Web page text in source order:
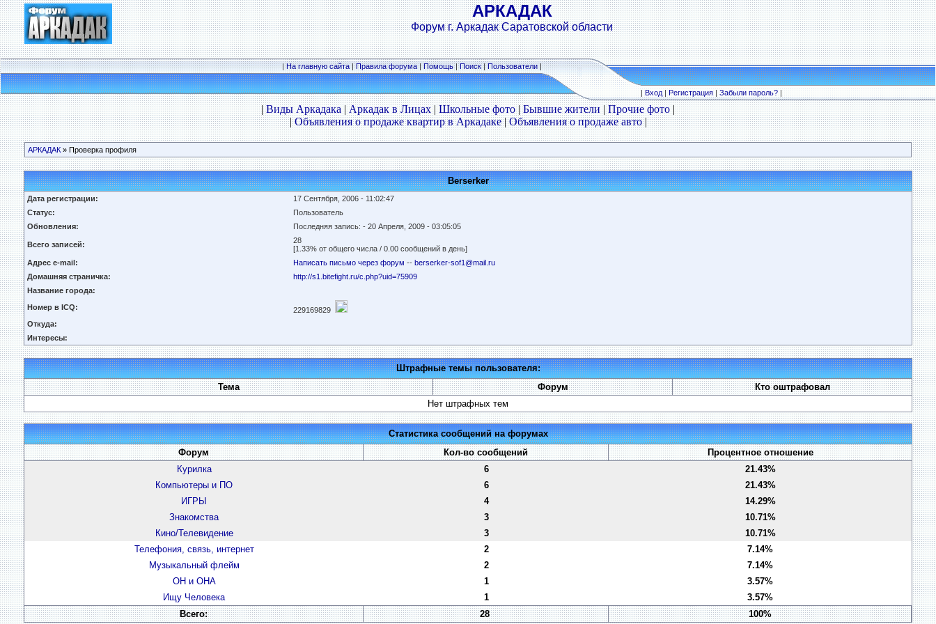
АРКАДАК
Форум г. Аркадак Саратовской области
|На главную сайта|Правила форума|Помощь|Поиск|Пользователи|
|Вход|Регистрация|Забыли пароль?|
|Виды Аркадака|Аркадак в Лицах|Школьные фото|Бывшие жители|Прочие фото|
|Объявления о продаже квартир в Аркадаке|Объявления о продаже авто|
АРКАДАК » Проверка профиля
Berserker
Дата регистрации:
17 Сентября, 2006 - 11:02:47
Статус:
Пользователь
Обновления:
Последняя запись: - 20 Апреля, 2009 - 03:05:05
Всего записей:
28
[1.33% от общего числа / 0.00 сообщений в день]
Адрес e-mail:
Написать письмо через форум -- berserker-sof1@mail.ru
Домашняя страничка:
http://s1.bitefight.ru/c.php?uid=75909
Название города:
Номер в ICQ:
229169829
Откуда:
Интересы:
Штрафные темы пользователя:
Тема
Форум
Кто оштрафовал
Нет штрафных тем
Статистика сообщений на форумах
Форум
Кол-во сообщений
Процентное отношение
Курилка
6
21.43%
Компьютеры и ПО
6
21.43%
ИГРЫ
4
14.29%
Знакомства
3
10.71%
Кино/Телевидение
3
10.71%
Телефония, связь, интернет
2
7.14%
Музыкальный флейм
2
7.14%
ОН и ОНА
1
3.57%
Ищу Человека
1
3.57%
Всего:
28 100%